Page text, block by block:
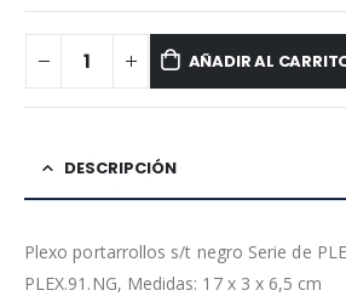
AÑADIR AL
DESCRIPCIÓN
Plexo portarrollos s/t negro Serie de
PLEX.91.NG, Medidas: 17 x 3 x 6,5 cm